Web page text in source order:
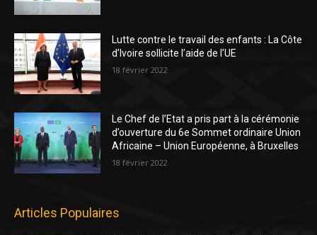
Lutte contre le travail des enfants : La Côte
d’Ivoire sollicite l’aide de l’UE
18 février 2022
Le Chef de l’Etat a pris part à la cérémonie
d’ouverture du 6e Sommet ordinaire Union
Africaine – Union Européenne, à Bruxelles
18 février 2022
Articles Populaires